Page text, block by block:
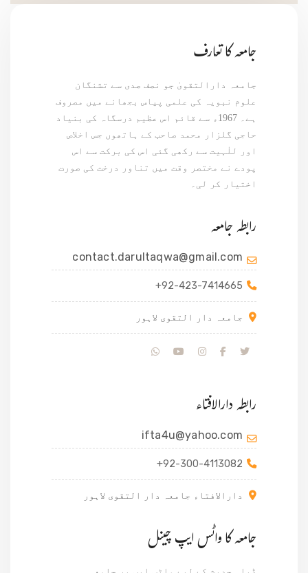
جامعہ کا تعارف
جامعہ دارالتقویٰ جو نصف صدی سے تشنگان
علوم نبویہ کی علمی پیاس بجھانے میں مصروف
ہے۔ 1967ء سے قائم اس عظیم درسگاہ کی بنیاد
حاجی گلزار محمد صاحب کے ہاتھوں جس اخلاص
اور للٰہیت سے رکھی گئی اس کی برکت سے اس
پودے نے مختصر وقت میں تناور درخت کی صورت
اختیار کر لی۔
رابطہ جامعہ
contact.darultaqwa@gmail.com
+92-423-7414665
جامعہ دار التقوی لاہور
رابطہ دارالافتاء
ifta4u@yahoo.com
+92-300-4113082
دارالافتاء جامعہ دار التقوی لاہور
جامعہ کا واٹس ایپ چینل